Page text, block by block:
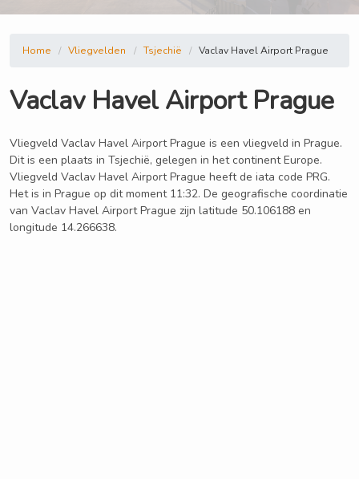
Home Vliegvelden Tsjechië Vaclav Havel Airport Prague
Vaclav Havel Airport Prague
Vliegveld Vaclav Havel Airport Prague is een vliegveld in Prague.
Dit is een plaats in Tsjechië, gelegen in het continent Europe.
Vliegveld Vaclav Havel Airport Prague heeft de iata code PRG.
Het is in Prague op dit moment 11:32. De geografische coordinatie
van Vaclav Havel Airport Prague zijn latitude 50.106188 en
longitude 14.266638.